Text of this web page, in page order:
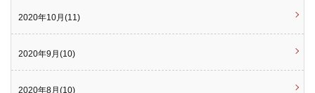
2020年10月(11)
2020年9月(10)
2020年8月(10)